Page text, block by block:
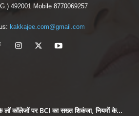
492001 Mobile 8770069257
kakkajee.com@gmail.com
लॉ कॉलेजों पर BCI का सख्त शिकंजा, नियमों के...